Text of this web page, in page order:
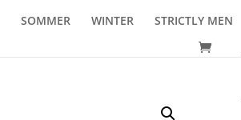
SOMMER WINTER STRICTLY MEN